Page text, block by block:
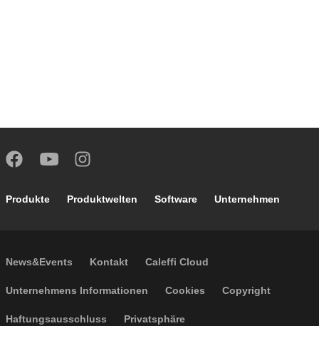
Footer main navigation
Produkte Produktwelten Software Unternehmen
Footer secondary navigation
News&Events Kontakt Caleffi Cloud
Footer menu
Unternehmens Informationen Cookies Copyright
Haftungsausschluss Privatsphäre